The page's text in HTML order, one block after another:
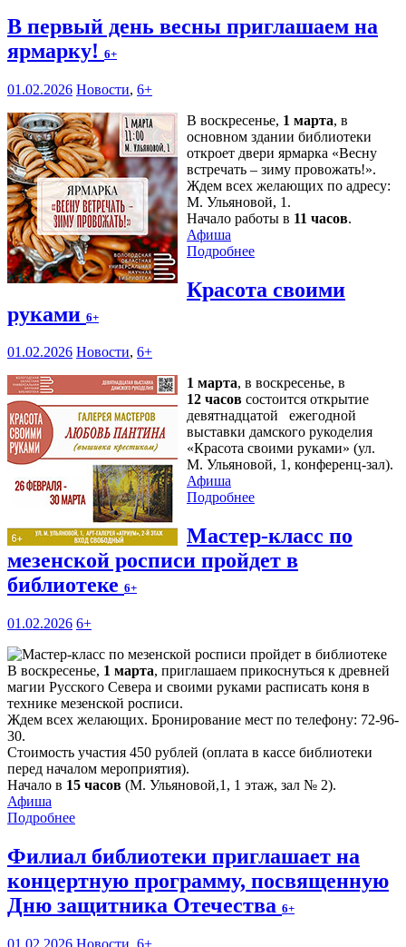
В первый день весны приглашаем на
ярмарку! 6+
01.02.2026 Новости, 6+
В воскресенье, 1 марта, в
основном здании библиотеки
откроет двери ярмарка «Весну
встречать – зиму провожать!».
Ждем всех желающих по адресу:
М. Ульяновой, 1.
Начало работы в 11 часов.
Афиша
Подробнее
Красота своими
руками 6+
01.02.2026 Новости, 6+
1 марта, в воскресенье, в
12 часов состоится открытие
девятнадцатой ежегодной
выставки дамского рукоделия
«Красота своими руками» (ул.
М. Ульяновой, 1, конференц-зал).
Афиша
Подробнее
Мастер-класс по
мезенской росписи пройдет в
библиотеке 6+
01.02.2026 6+
В воскресенье, 1 марта, приглашаем прикоснуться к древней
магии Русского Севера и своими руками расписать коня в
технике мезенской росписи.
Ждем всех желающих. Бронирование мест по телефону: 72-96-
30.
Стоимость участия 450 рублей (оплата в кассе библиотеки
перед началом мероприятия).
Начало в 15 часов (М. Ульяновой,1, 1 этаж, зал № 2).
Афиша
Подробнее
Филиал библиотеки приглашает на
концертную программу, посвященную
Дню защитника Отечества 6+
01.02.2026 Новости 6+